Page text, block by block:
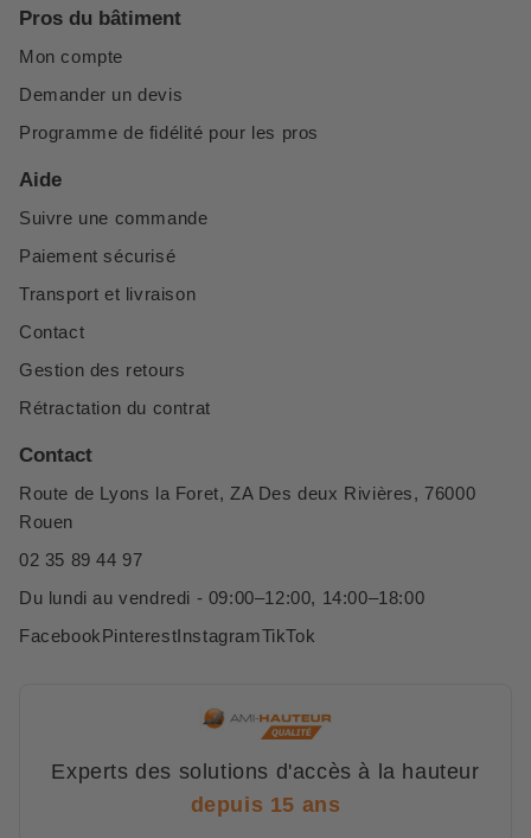
Pros du bâtiment
Mon compte
Demander un devis
Programme de fidélité pour les pros
Aide
Suivre une commande
Paiement sécurisé
Transport et livraison
Contact
Gestion des retours
Rétractation du contrat
Contact
Route de Lyons la Foret, ZA Des deux Rivières, 76000
Rouen
02 35 89 44 97
Du lundi au vendredi - 09:00–12:00, 14:00–18:00
FacebookPinterestInstagramTikTok
Experts des solutions d'accès à la hauteur
depuis 15 ans